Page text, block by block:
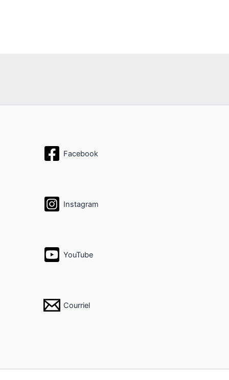
Facebook
Instagram
YouTube
Courriel